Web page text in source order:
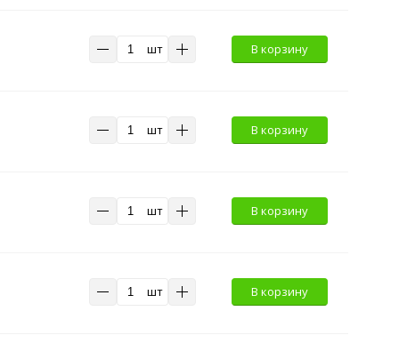
шт В корзину
шт В корзину
шт В корзину
шт В корзину